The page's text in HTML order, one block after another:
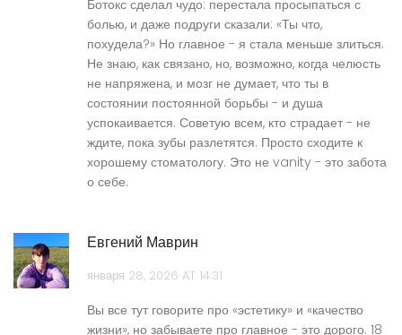
Ботокс сделал чудо: перестала просыпаться с
болью, и даже подруги сказали: «Ты что,
похудела?» Но главное - я стала меньше злиться.
Не знаю, как связано, но, возможно, когда челюсть
не напряжена, и мозг не думает, что ты в
состоянии постоянной борьбы - и душа
успокаивается. Советую всем, кто страдает - не
ждите, пока зубы разлетятся. Просто сходите к
хорошему стоматологу. Это не vanity - это забота
о себе.
Евгений Маврин
января 28, 2026 AT 14:31
Вы все тут говорите про «эстетику» и «качество
жизни», но забываете про главное - это дорого. 18